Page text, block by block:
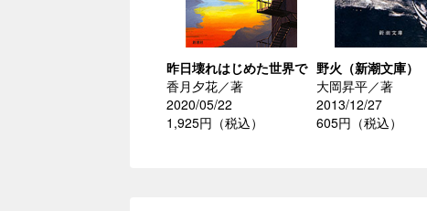
昨日壊れはじめた世界で
香月夕花／著
2020/05/22
1,925円（税込）
野火（新潮文庫）
大岡昇平／著
2013/12/27
605円（税込）